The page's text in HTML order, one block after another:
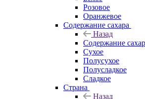
Розовое
Оранжевое
Содержание сахара
Назад
Содержание
Сухое
Полусухое
Полусладкое
Сладкое
Страна
Назад